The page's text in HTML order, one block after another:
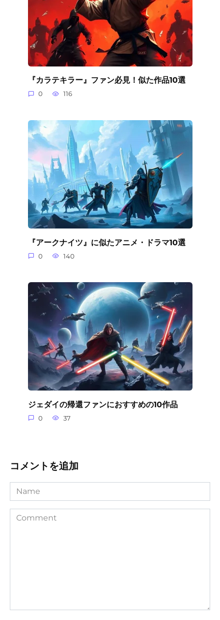
『カラテキラー』ファン必見！似た作品10選
0 116
『アークナイツ』に似たアニメ・ドラマ10選
0 140
ジェダイの帰還ファンにおすすめの10作品
0 37
コメントを追加
Name
Comment